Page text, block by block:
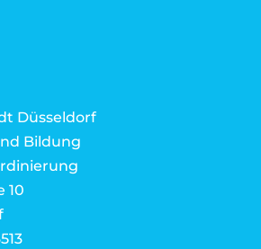
Düsseldorf
Bildung
10